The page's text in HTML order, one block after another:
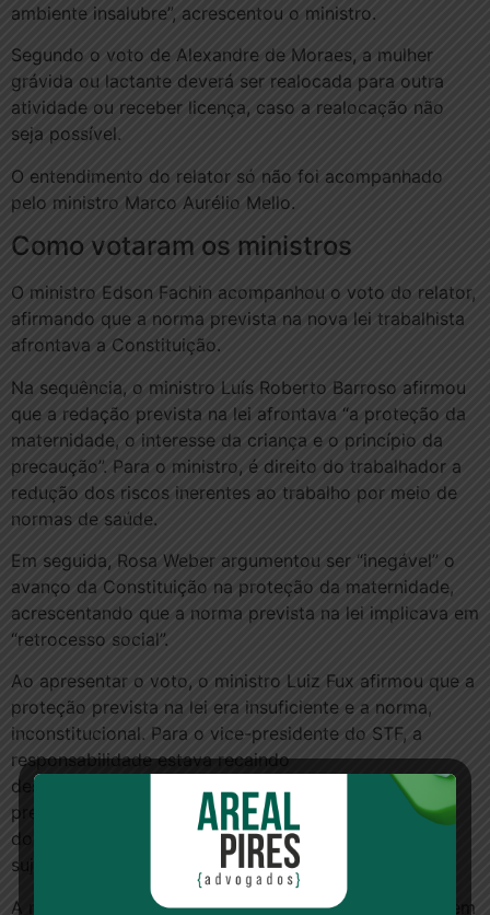
ambiente insalubre”, acrescentou o ministro.
Segundo o voto de Alexandre de Moraes, a mulher
grávida ou lactante deverá ser realocada para outra
atividade ou receber licença, caso a realocação não
seja possível.
O entendimento do relator só não foi acompanhado
pelo ministro Marco Aurélio Mello.
Como votaram os ministros
O ministro Edson Fachin acompanhou o voto do relator,
afirmando que a norma prevista na nova lei trabalhista
afrontava a Constituição.
Na sequência, o ministro Luís Roberto Barroso afirmou
que a redação prevista na lei afrontava “a proteção da
maternidade, o interesse da criança e o princípio da
precaução”. Para o ministro, é direito do trabalhador a
redução dos riscos inerentes ao trabalho por meio de
normas de saúde.
Em seguida, Rosa Weber argumentou ser “inegável” o
avanço da Constituição na proteção da maternidade,
acrescentando que a norma prevista na lei implicava em
“retrocesso social”.
Ao apresentar o voto, o ministro Luiz Fux afirmou que a
proteção prevista na lei era insuficiente e a norma,
inconstitucional. Para o vice-presidente do STF, a
responsabilidade estava recaindo
desproporcionalmente sobre a mulher, e as normas
previstas estavam desfavorecendo a “plena proteção
dos interesses constitucionalmente protegidos”
sujeitando as trabalhadoras a “maior embaraço”.
A ministra Cármen Lúcia defendeu que a mulher fica em